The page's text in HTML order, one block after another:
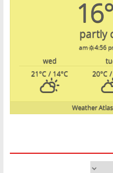
16°
partly
4:56
wed
20°C
21°C / 14°C
Weather Atlas